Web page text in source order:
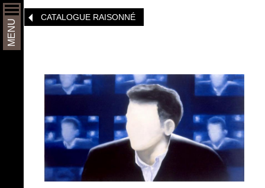
Aller
au
contenu
principal
MENU
CATALOGUE RAISONNÉ